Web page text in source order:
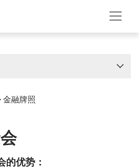
金融牌照
的优势：